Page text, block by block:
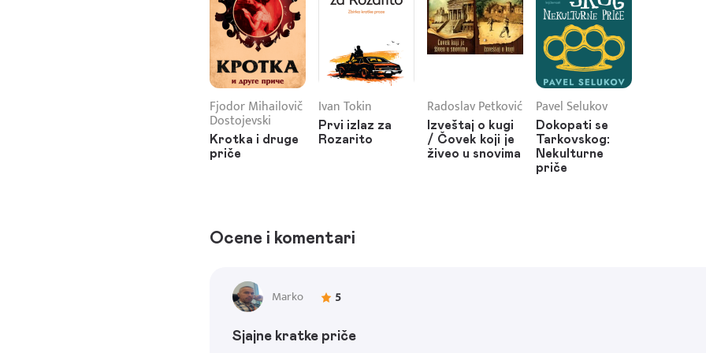
Fjodor Mihailovič
Dostojevski
Krotka i druge
priče
Ivan Tokin
Prvi izlaz za
Rozarito
Radoslav Petković
Izveštaj o kugi
/ Čovek koji je
živeo u snovima
Pavel Selukov
Dokopati se
Tarkovskog:
Nekulturne
priče
Ocene i komentari
Marko 5
Sjajne kratke priče